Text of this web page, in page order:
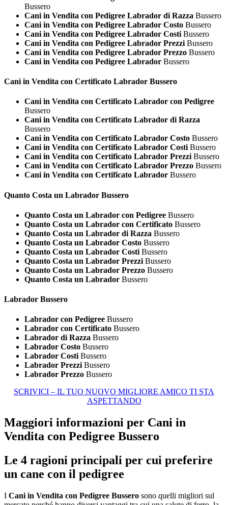
Bussero
Cani in Vendita con Pedigree Labrador di Razza Bussero
Cani in Vendita con Pedigree Labrador Costo Bussero
Cani in Vendita con Pedigree Labrador Costi Bussero
Cani in Vendita con Pedigree Labrador Prezzi Bussero
Cani in Vendita con Pedigree Labrador Prezzo Bussero
Cani in Vendita con Pedigree Labrador Bussero
Cani in Vendita con Certificato Labrador Bussero
Cani in Vendita con Certificato Labrador con Pedigree
Bussero
Cani in Vendita con Certificato Labrador di Razza
Bussero
Cani in Vendita con Certificato Labrador Costo Bussero
Cani in Vendita con Certificato Labrador Costi Bussero
Cani in Vendita con Certificato Labrador Prezzi Bussero
Cani in Vendita con Certificato Labrador Prezzo Bussero
Cani in Vendita con Certificato Labrador Bussero
Quanto Costa un Labrador Bussero
Quanto Costa un Labrador con Pedigree Bussero
Quanto Costa un Labrador con Certificato Bussero
Quanto Costa un Labrador di Razza Bussero
Quanto Costa un Labrador Costo Bussero
Quanto Costa un Labrador Costi Bussero
Quanto Costa un Labrador Prezzi Bussero
Quanto Costa un Labrador Prezzo Bussero
Quanto Costa un Labrador Bussero
Labrador Bussero
Labrador con Pedigree Bussero
Labrador con Certificato Bussero
Labrador di Razza Bussero
Labrador Costo Bussero
Labrador Costi Bussero
Labrador Prezzi Bussero
Labrador Prezzo Bussero
SCRIVICI – IL TUO NUOVO MIGLIORE AMICO TI STA
ASPETTANDO
Maggiori informazioni per Cani in
Vendita con Pedigree Bussero
Le 4 ragioni principali per cui preferire
un cane con il pedigree
I Cani in Vendita con Pedigree Bussero sono quelli migliori sul